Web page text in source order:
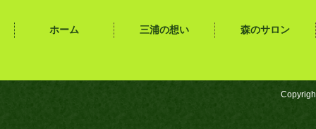
ホーム 三浦の想い 森のサロン